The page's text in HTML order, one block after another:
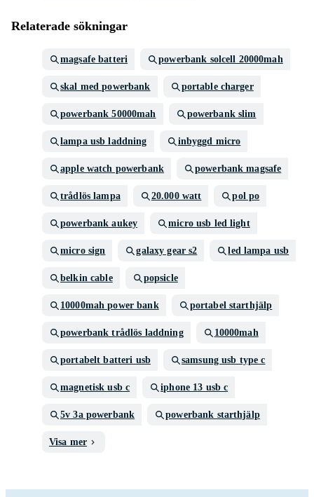
Relaterade sökningar
magsafe batteri powerbank solcell 20000mah
skal med powerbank portable charger
powerbank 50000mah powerbank slim
lampa usb laddning inbyggd micro
apple watch powerbank powerbank magsafe
trådlös lampa 20.000 watt pol po
powerbank aukey micro usb led light
micro sign galaxy gear s2 led lampa usb
belkin cable popsicle
10000mah power bank portabel starthjälp
powerbank trådlös laddning 10000mah
portabelt batteri usb samsung usb type c
magnetisk usb c iphone 13 usb c
5v 3a powerbank powerbank starthjälp
Visa mer